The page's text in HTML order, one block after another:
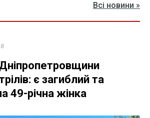
Всі новини »
є загиблий та
49-річна жінка